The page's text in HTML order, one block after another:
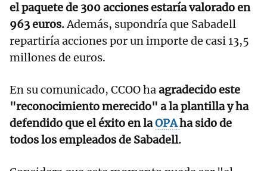
el paquete de 300 acciones estaría valorado en
963 euros.Además, supondría que Sabadell
repartiría acciones por un importe de casi 13,5
millones de euros.
En su comunicado, CCOO haagradecido este
"reconocimiento merecido" a la plantilla y ha
defendido que el éxito en laOPAha sido de
todos los empleados de Sabadell.